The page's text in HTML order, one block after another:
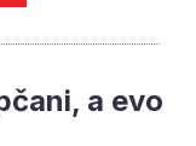
a evo